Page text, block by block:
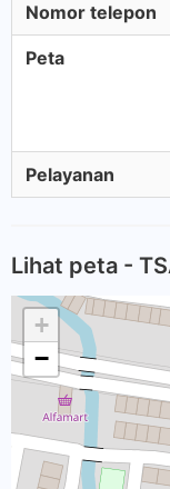
Nomor telepon
Peta
Pelayanan
Lihat peta -
+
−